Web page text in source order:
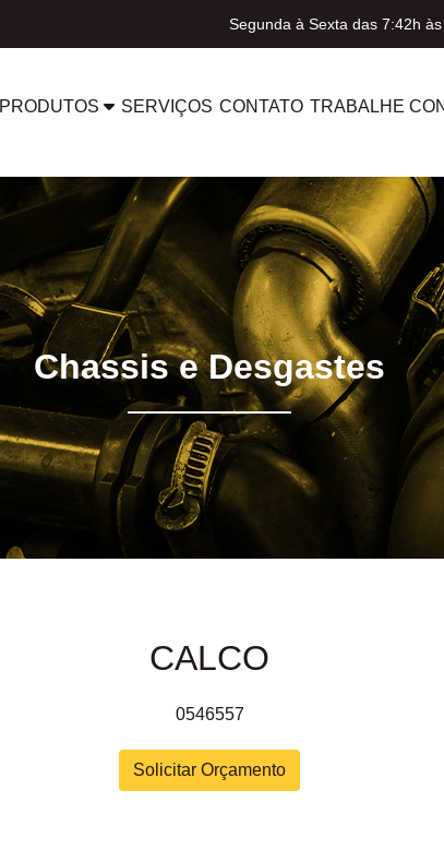
Segunda à Sexta das 7:42h
PRODUTOS SERVIÇOS CONTATO TRABALHE
Chassis e Desgastes
CALCO
0546557
Solicitar Orçamento